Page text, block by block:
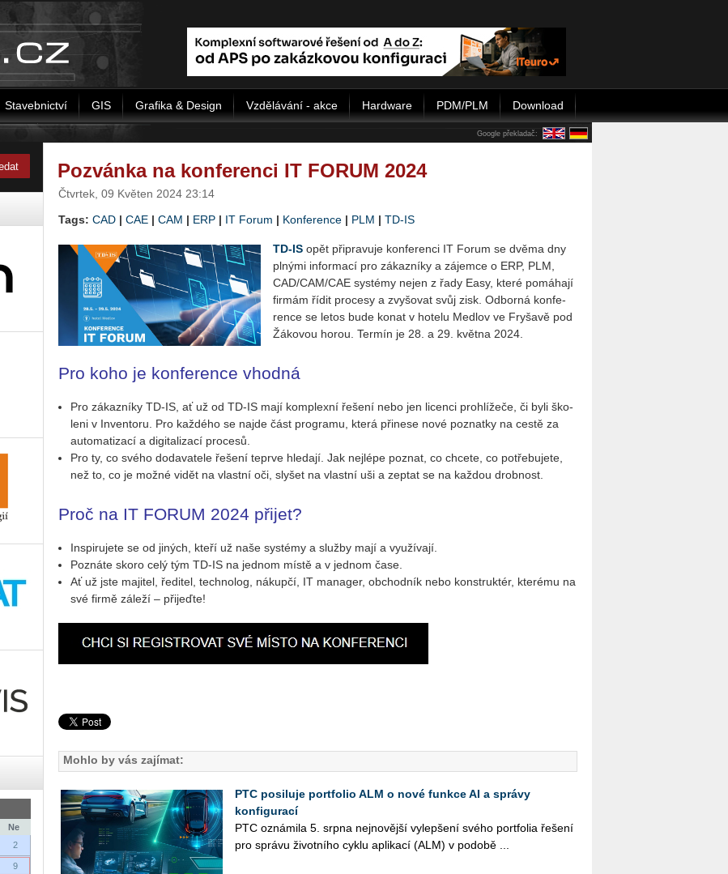
Stavebnictví GIS Grafika & Design Vzdělávání - akce Hardware PDM/PLM Download
Google překladač:
Ne
2
9
Pozvánka na konferenci IT FORUM 2024
Čtvrtek, 09 Květen 2024 23:14
Tags: CAD | CAE | CAM | ERP | IT Forum | Konference | PLM | TD-IS
TD-IS opět při­pra­vu­je kon­fe­ren­ci IT Forum se dvěma dny
pl­ný­mi in­for­ma­cí pro zá­kaz­ní­ky a zá­jem­ce o ERP, PLM,
CAD/CAM/CAE sys­témy nejen z řady Easy, které po­má­ha­jí
fir­mám řídit pro­ce­sy a zvy­šo­vat svůj zisk. Od­bor­ná kon­fe­
ren­ce se letos bude konat v ho­te­lu Med­lov ve Fryša­vě pod
Žá­ko­vou horou. Ter­mín je 28. a 29. květ­na 2024.
Pro koho je konference vhodná
Pro zá­kaz­ní­ky TD-IS, ať už od TD-IS mají kom­plex­ní ře­še­ní nebo jen li­cen­ci pro­hlí­že­če, či byli ško­
le­ni v In­ven­to­ru. Pro kaž­dé­ho se najde část pro­gra­mu, která při­ne­se nové po­znatky na cestě za
au­to­ma­ti­za­cí a di­gi­ta­li­za­cí pro­ce­sů.
Pro ty, co svého do­da­va­te­le ře­še­ní te­pr­ve hle­da­jí. Jak nej­lé­pe po­znat, co chce­te, co po­tře­bu­je­te,
než to, co je možné vidět na vlast­ní oči, sly­šet na vlast­ní uši a ze­ptat se na kaž­dou drob­nost.
Proč na IT FORUM 2024 přijet?
In­spi­ru­je­te se od ji­ných, kteří už naše sys­témy a služ­by mají a vy­u­ží­va­jí.
Po­zná­te skoro celý tým TD-IS na jed­nom místě a v jed­nom čase.
Ať už jste ma­ji­tel, ře­di­tel, tech­no­log, ná­kup­čí, IT ma­nager, ob­chod­ník nebo kon­struk­tér, kte­ré­mu na
své firmě zá­le­ží – při­jeď­te!
Mohlo by vás zajímat:
PTC posiluje portfolio ALM o nové funkce AI a správy
konfigurací
PTC ozná­mi­la 5. srpna nej­no­věj­ší vy­lep­še­ní svého port­fo­lia ře­še­ní
pro sprá­vu ži­vot­ní­ho cyklu apli­ka­cí (ALM) v po­do­bě ...